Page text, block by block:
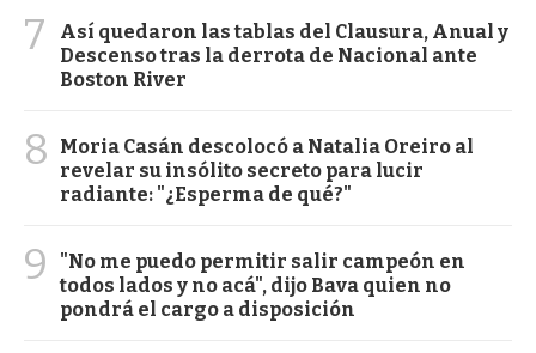
7
Así quedaron las tablas del Clausura, Anual y
Descenso tras la derrota de Nacional ante
Boston River
8
Moria Casán descolocó a Natalia Oreiro al
revelar su insólito secreto para lucir
radiante: "¿Esperma de qué?"
9
"No me puedo permitir salir campeón en
todos lados y no acá", dijo Bava quien no
pondrá el cargo a disposición